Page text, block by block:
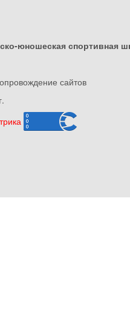
юношеская спортивная
сайтов